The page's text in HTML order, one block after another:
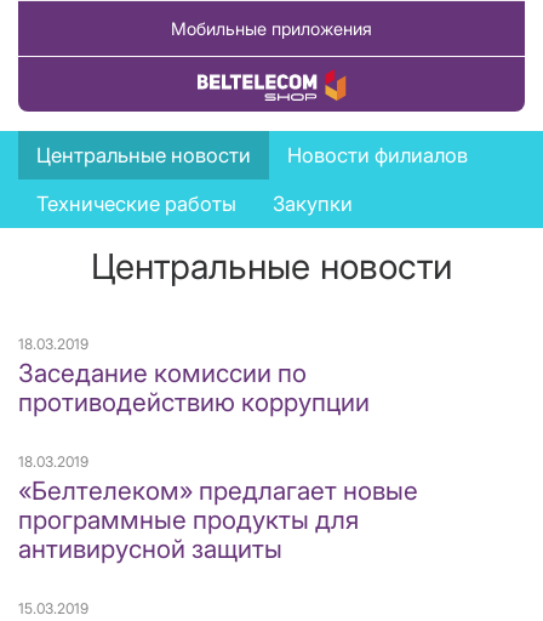
Мобильные приложения
Купить товар
News
menu
Центральные новости
Новости филиалов
Технические работы
Закупки
Центральные новости
18.03.2019
Заседание комиссии по
противодействию коррупции
18.03.2019
«Белтелеком» предлагает новые
программные продукты для
антивирусной защиты
15.03.2019